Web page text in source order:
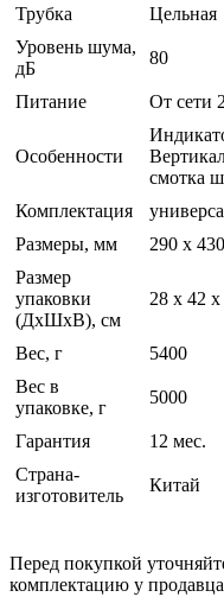
Трубка
Цельная
Уровень шума,
дБ
80
Питание От сети
Особенности
смотка
Комплектация
Размеры, мм
290 x
Размер
упаковки
(ДхШхВ), см
28 x 42 x
Вес, г
5400
Вес в
упаковке, г
5000
Гарантия
12 мес.
Страна-
изготовитель
Китай
Перед покупкой
комплектацию у продавца